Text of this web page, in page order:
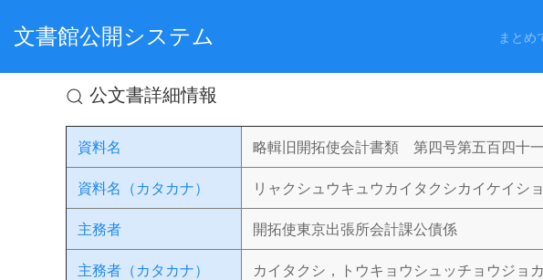
文書館公開システム まとめ
公文書詳細情報
資料名 略輯旧開拓使会計書類 第四号第五百四
資料名（カタカナ） リャクシュウキュウカイタクシカイケイシ
主務者 開拓使東京出張所会計課公債係
主務者（カタカナ） カイタクシ，トウキョウシュッチョウジョ